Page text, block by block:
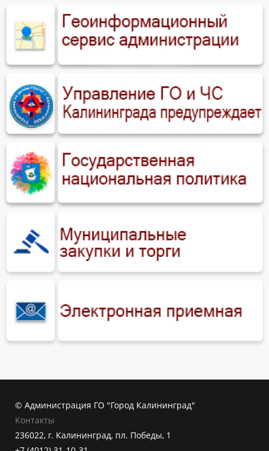
© Администрация ГО "Город Калининград"
Контакты
236022, г. Калининград, пл. Победы, 1